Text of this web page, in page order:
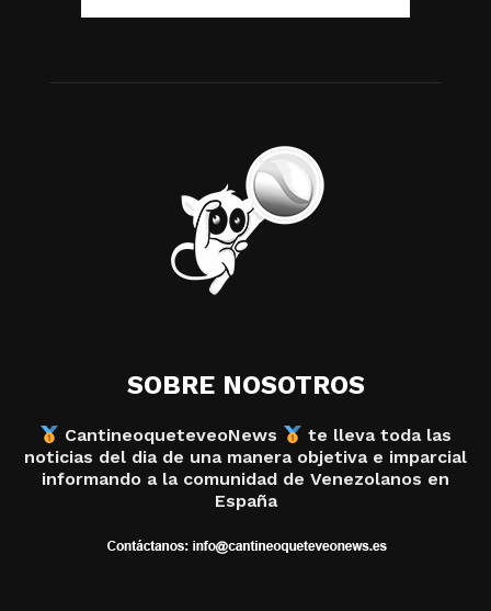
SOBRE NOSOTROS
CantineoqueteveoNews
te lleva toda las
noticias del dia de una manera objetiva e imparcial
informando a la comunidad de Venezolanos en
España